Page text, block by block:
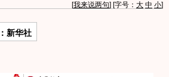
[我来说两句] [字号： 大 中 小]
新华社